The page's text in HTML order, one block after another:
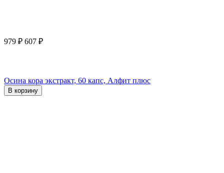
979 ₽ 607 ₽
Осина кора экстракт, 60 капс, Алфит плюс
В корзину